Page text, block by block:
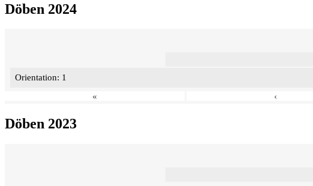
Döben 2024
Orientation: 1
«
‹
Döben 2023